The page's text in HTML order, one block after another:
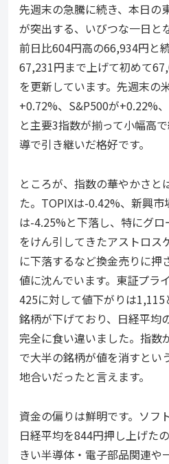
先週末の急騰に続き、本日の
が突出する、いびつな一日と
前日比604円高の66,934円と
67,231円まで上げて初めて
を更新しています。先週末の
+0.72%、S&P500が+0.22%
と主要3指数が揃って小幅高
導で引き継いだ格好です。
ところが、指数の華やかさと
た。TOPIXは-0.42%、新興市
は-4.25%と下落し、特にグ
をけん引してきたアストロス
に下落するなど換金売りに押
値に沈んでいます。東証プラ
425に対して値下がりは1,115
銘柄が下げており、日経平均
完全に食い違いました。指数
で大半の銘柄が値を消すとい
地合いだったと言えます。
資金の偏りは鮮明です。ソフ
日経平均を844円押し上げた
きい半導体・電子部品関連や